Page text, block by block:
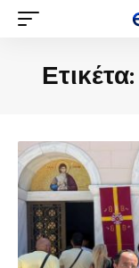
Ετικέτα: